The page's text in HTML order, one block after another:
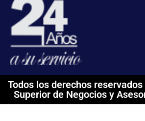
Todos los derechos
Superior de Negocios y